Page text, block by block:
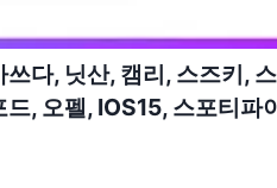
다, 닛산, 캠리, 스즈키,
, 오펠, IOS15, 스포티파